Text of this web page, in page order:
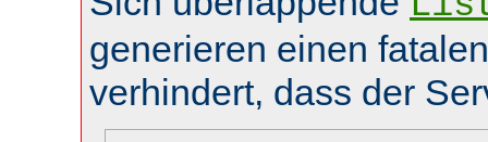
generieren einen
verhindert, dass der